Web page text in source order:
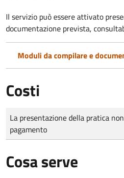
Il servizio può essere attivato
documentazione prevista,
Moduli da compilare e
Costi
Tipo di pagamento
Importo
La presentazione della pratica
pagamento
Cosa serve